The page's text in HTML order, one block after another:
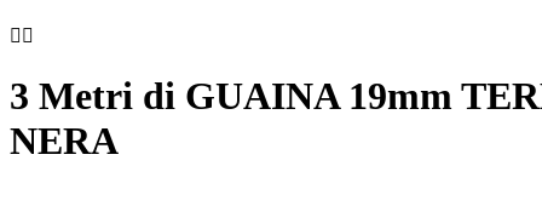
 
3 Metri di GUAINA 19mm
NERA